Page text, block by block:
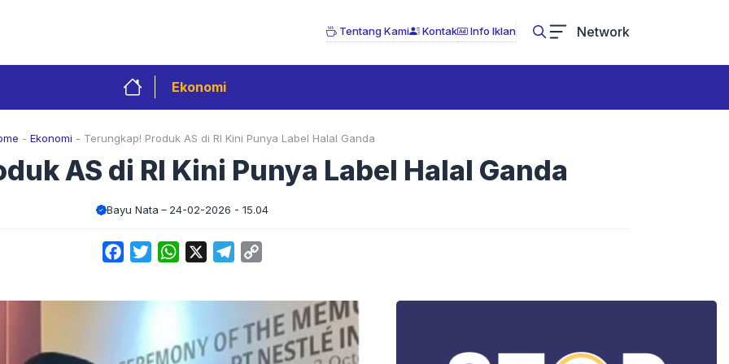
Tentang Kami Kontak Info Iklan Network
Ekonomi
- Ekonomi - Terungkap! Produk AS di RI Kini Punya Label Halal Ganda
AS di RI Kini Punya Label Halal Ganda
Bayu Nata 24-02-2026 - 15.04
FacebookTwitterWhatsApp Telegram